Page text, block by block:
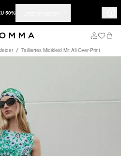
50%
Tailliertes Midikleid Mit All-Over-Print